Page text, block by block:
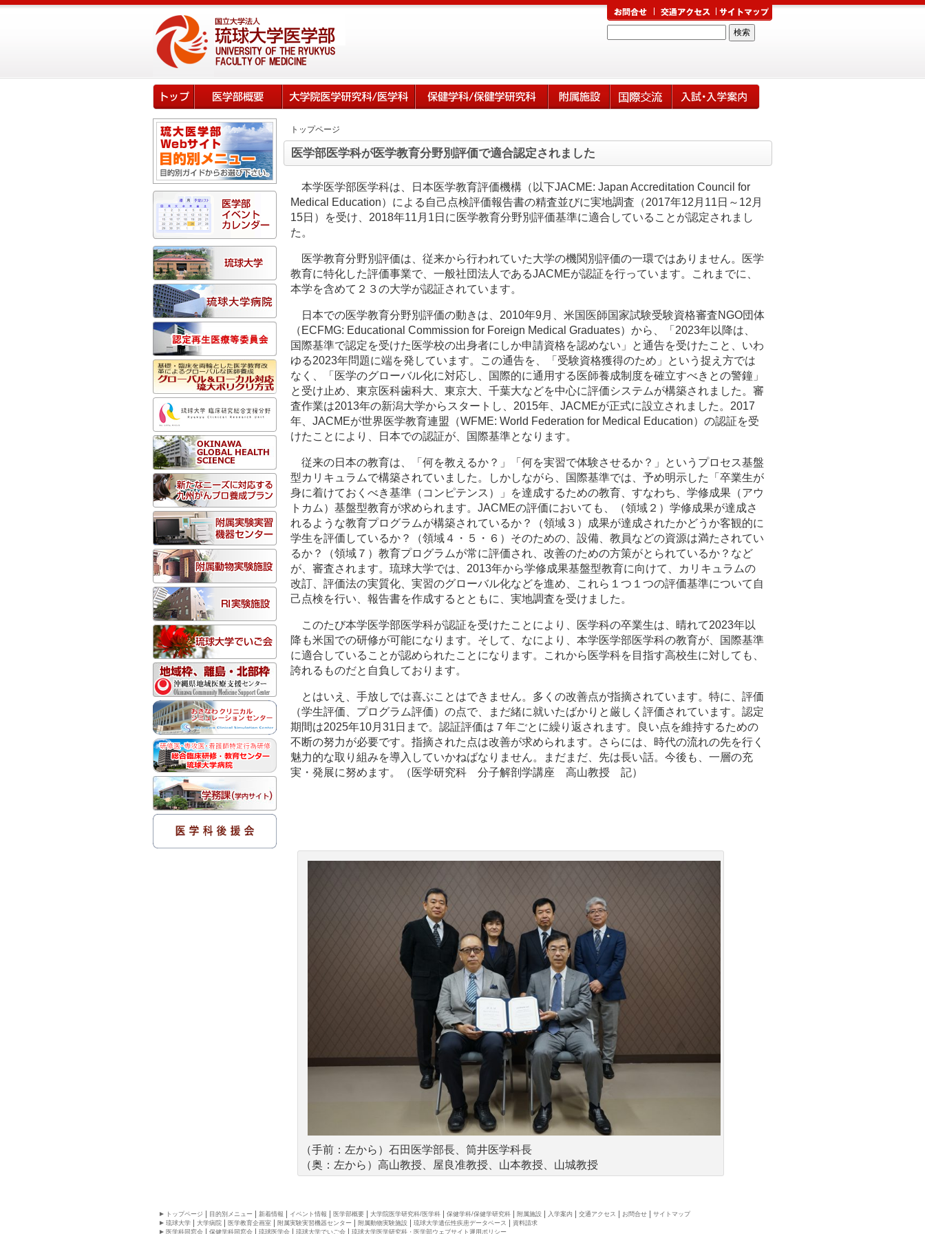
トップページ
医学部医学科が医学教育分野別評価で適合認定されました
本学医学部医学科は、日本医学教育評価機構（以下JACME: Japan Accreditation Council for
Medical Education）による自己点検評価報告書の精査並びに実地調査（2017年12月11日～12月
15日）を受け、2018年11月1日に医学教育分野別評価基準に適合していることが認定されまし
た。
医学教育分野別評価は、従来から行われていた大学の機関別評価の一環ではありません。医学
教育に特化した評価事業で、一般社団法人であるJACMEが認証を行っています。これまでに、
本学を含めて２３の大学が認証されています。
日本での医学教育分野別評価の動きは、2010年9月、米国医師国家試験受験資格審査NGO団体
（ECFMG: Educational Commission for Foreign Medical Graduates）から、「2023年以降は、
国際基準で認定を受けた医学校の出身者にしか申請資格を認めない」と通告を受けたこと、いわ
ゆる2023年問題に端を発しています。この通告を、「受験資格獲得のため」という捉え方では
なく、「医学のグローバル化に対応し、国際的に通用する医師養成制度を確立すべきとの警鐘」
と受け止め、東京医科歯科大、東京大、千葉大などを中心に評価システムが構築されました。審
査作業は2013年の新潟大学からスタートし、2015年、JACMEが正式に設立されました。2017
年、JACMEが世界医学教育連盟（WFME: World Federation for Medical Education）の認証を受
けたことにより、日本での認証が、国際基準となります。
従来の日本の教育は、「何を教えるか？」「何を実習で体験させるか？」というプロセス基盤
型カリキュラムで構築されていました。しかしながら、国際基準では、予め明示した「卒業生が
身に着けておくべき基準（コンピテンス）」を達成するための教育、すなわち、学修成果（アウ
トカム）基盤型教育が求められます。JACMEの評価においても、（領域２）学修成果が達成さ
れるような教育プログラムが構築されているか？（領域３）成果が達成されたかどうか客観的に
学生を評価しているか？（領域４・５・６）そのための、設備、教員などの資源は満たされてい
るか？（領域７）教育プログラムが常に評価され、改善のための方策がとられているか？など
が、審査されます。琉球大学では、2013年から学修成果基盤型教育に向けて、カリキュラムの
改訂、評価法の実質化、実習のグローバル化などを進め、これら１つ１つの評価基準について自
己点検を行い、報告書を作成するとともに、実地調査を受けました。
このたび本学医学部医学科が認証を受けたことにより、医学科の卒業生は、晴れて2023年以
降も米国での研修が可能になります。そして、なにより、本学医学部医学科の教育が、国際基準
に適合していることが認められたことになります。これから医学科を目指す高校生に対しても、
誇れるものだと自負しております。
とはいえ、手放しでは喜ぶことはできません。多くの改善点が指摘されています。特に、評価
（学生評価、プログラム評価）の点で、まだ緒に就いたばかりと厳しく評価されています。認定
期間は2025年10月31日まで。認証評価は７年ごとに繰り返されます。良い点を維持するための
不断の努力が必要です。指摘された点は改善が求められます。さらには、時代の流れの先を行く
魅力的な取り組みを導入していかねばなりません。まだまだ、先は長い話。今後も、一層の充
実・発展に努めます。（医学研究科 分子解剖学講座 高山教授 記）
（手前：左から）石田医学部長、筒井医学科長
（奥：左から）高山教授、屋良准教授、山本教授、山城教授
トップページ 目的別メニュー 新着情報 イベント情報 医学部概要 大学院医学研究科/医学科 保健学科/保健学研究科 附属施設 入学案内 交通アクセス お問合せ
サイトマップ
琉球大学
大学病院 医学教育企画室 附属実験実習機器センター 附属動物実験施設 琉球大学遺伝性疾患データベース
資料請求
医学科同窓会
保健学科同窓会 琉球医学会 琉球大学でいご会 琉球大学医学研究科・医学部ウェブサイト運用ポリシー